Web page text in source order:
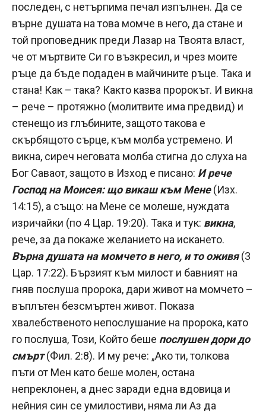
последен, с нетърпима печал изпълнен. Да се
върне душата на това момче в него, да стане и
той проповедник преди Лазар на Твоята власт,
че от мъртвите Си го възкресил, и чрез моите
ръце да бъде подаден в майчините ръце. Така и
стана! Как – така? Както казва пророкът. И викна
– рече – протяжно (молитвите има предвид) и
стенещо из глъбините, защото такова е
скърбящото сърце, към молба устремено. И
викна, сиреч неговата молба стигна до слуха на
Бог Саваот, защото в Изход е писано: И рече
Господ на Моисея: що викаш към Мене(Изх.
14:15), а също: на Мене се молеше, нуждата
изричайки (по 4 Цар. 19:20). Така и тук: викна,
рече, за да покаже желанието на искането.
Върна душата на момчето в него, и то оживя(3
Цар. 17:22). Бързият към милост и бавният на
гняв послуша пророка, дари живот на момчето –
въплътен безсмъртен живот. Показа
хвалебственото непослушание на пророка, като
го послуша, Този, Който беше послушен дори до
смърт(Фил. 2:8). И му рече: „Ако ти, толкова
пъти от Мен като беше молен, остана
непреклонен, а днес заради една вдовица и
нейния син се умилостиви, няма ли Аз да